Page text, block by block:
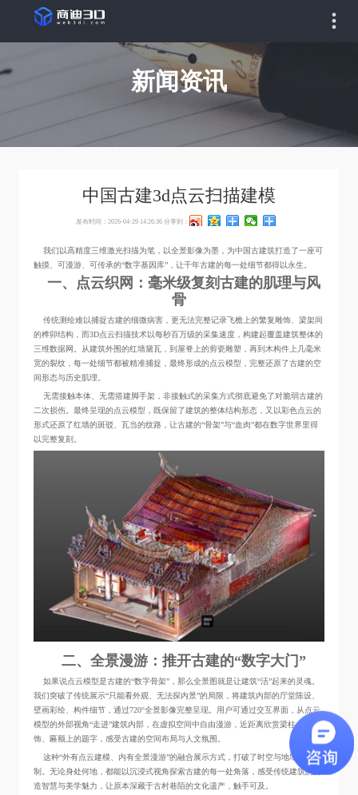
新闻资讯
中国古建3d点云扫描建模
发布时间：2026-04-29 14:26:36分享到：
我们以高精度三维激光扫描为笔，以全景影像为墨，为中国古建筑打造了一座可
触摸、可漫游、可传承的“数字基因库”，让千年古建的每一处细节都得以永生。
一、点云织网：毫米级复刻古建的肌理与风
骨
传统测绘难以捕捉古建的细微病害，更无法完整记录飞檐上的繁复雕饰、梁架间
的榫卯结构，而3D点云扫描技术以每秒百万级的采集速度，构建起覆盖建筑整体的
三维数据网。从建筑外围的红墙黛瓦，到屋脊上的剪瓷雕塑，再到木构件上几毫米
宽的裂纹，每一处细节都被精准捕捉，最终形成的点云模型，完整还原了古建的空
间形态与历史肌理。
无需接触本体、无需搭建脚手架，非接触式的采集方式彻底避免了对脆弱古建的
二次损伤。最终呈现的点云模型，既保留了建筑的整体结构形态，又以彩色点云的
形式还原了红墙的斑驳、瓦当的纹路，让古建的“骨架”与“血肉”都在数字世界里得
以完整复刻。
二、全景漫游：推开古建的“数字大门”
如果说点云模型是古建的“数字骨架”，那么全景图就是让建筑“活”起来的灵魂。
我们突破了传统展示“只能看外观、无法探内景”的局限，将建筑内部的厅堂陈设、
壁画彩绘、构件细节，通过720°全景影像完整呈现。用户可通过交互界面，从点云
模型的外部视角“走进”建筑内部，在虚拟空间中自由漫游，近距离欣赏梁柱上的雕
饰、匾额上的题字，感受古建的空间布局与人文氛围。
这种“外有点云建模、内有全景漫游”的融合展示方式，打破了时空与地域的限
制。无论身处何地，都能以沉浸式视角探索古建的每一处角落，感受传统建筑的营
造智慧与美学魅力，让原本深藏于古村巷陌的文化遗产，触手可及。